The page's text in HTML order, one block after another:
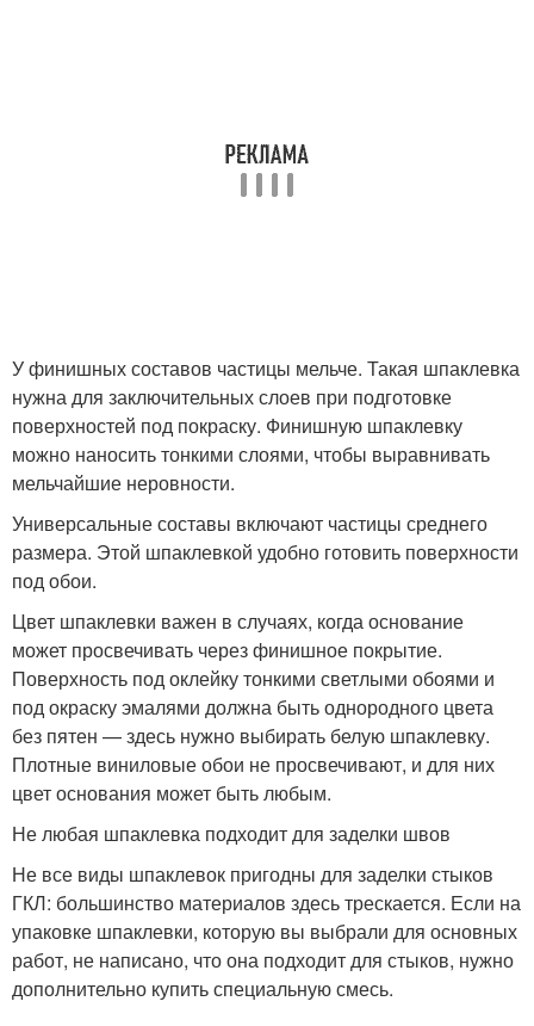
У финишных составов частицы мельче. Такая шпаклевка
нужна для заключительных слоев при подготовке
поверхностей под покраску. Финишную шпаклевку
можно наносить тонкими слоями, чтобы выравнивать
мельчайшие неровности.
Универсальные составы включают частицы среднего
размера. Этой шпаклевкой удобно готовить поверхности
под обои.
Цвет шпаклевки важен в случаях, когда основание
может просвечивать через финишное покрытие.
Поверхность под оклейку тонкими светлыми обоями и
под окраску эмалями должна быть однородного цвета
без пятен — здесь нужно выбирать белую шпаклевку.
Плотные виниловые обои не просвечивают, и для них
цвет основания может быть любым.
Не любая шпаклевка подходит для заделки швов
Не все виды шпаклевок пригодны для заделки стыков
ГКЛ: большинство материалов здесь трескается. Если на
упаковке шпаклевки, которую вы выбрали для основных
работ, не написано, что она подходит для стыков, нужно
дополнительно купить специальную смесь.